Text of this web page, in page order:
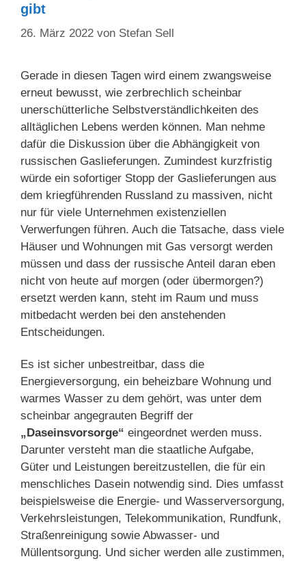
gibt
26. März 2022 von Stefan Sell
Gerade in diesen Tagen wird einem zwangsweise
erneut bewusst, wie zerbrechlich scheinbar
unerschütterliche Selbstverständlichkeiten des
alltäglichen Lebens werden können. Man nehme
dafür die Diskussion über die Abhängigkeit von
russischen Gaslieferungen. Zumindest kurzfristig
würde ein sofortiger Stopp der Gaslieferungen aus
dem kriegführenden Russland zu massiven, nicht
nur für viele Unternehmen existenziellen
Verwerfungen führen. Auch die Tatsache, dass viele
Häuser und Wohnungen mit Gas versorgt werden
müssen und dass der russische Anteil daran eben
nicht von heute auf morgen (oder übermorgen?)
ersetzt werden kann, steht im Raum und muss
mitbedacht werden bei den anstehenden
Entscheidungen.
Es ist sicher unbestreitbar, dass die
Energieversorgung, ein beheizbare Wohnung und
warmes Wasser zu dem gehört, was unter dem
scheinbar angegrauten Begriff der
„Daseinsvorsorge“ eingeordnet werden muss.
Darunter versteht man die staatliche Aufgabe,
Güter und Leistungen bereitzustellen, die für ein
menschliches Dasein notwendig sind. Dies umfasst
beispielsweise die Energie- und Wasserversorgung,
Verkehrsleistungen, Telekommunikation, Rundfunk,
Straßenreinigung sowie Abwasser- und
Müllentsorgung. Und sicher werden alle zustimmen,